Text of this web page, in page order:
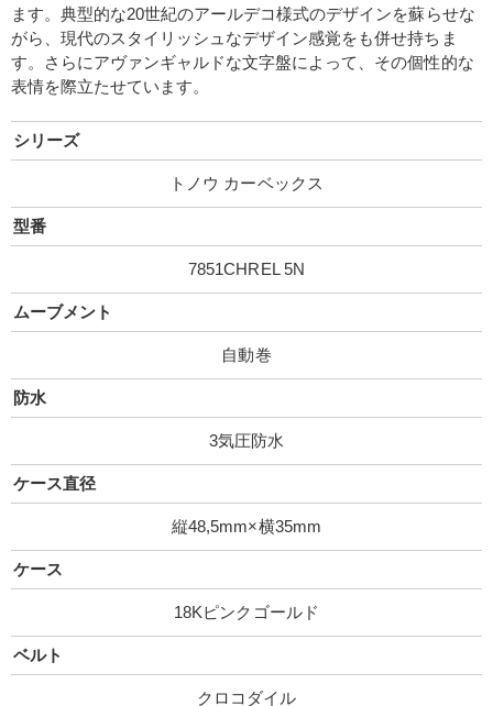
ます。典型的な20世紀のアールデコ様式のデザインを蘇らせな
がら、現代のスタイリッシュなデザイン感覚をも併せ持ちま
す。さらにアヴァンギャルドな文字盤によって、その個性的な
表情を際立たせています。
シリーズ
トノウ カーベックス
型番
7851CHREL 5N
ムーブメント
自動巻
防水
3気圧防水
ケース直径
縦48,5mm×横35mm
ケース
18Kピンクゴールド
ベルト
クロコダイル